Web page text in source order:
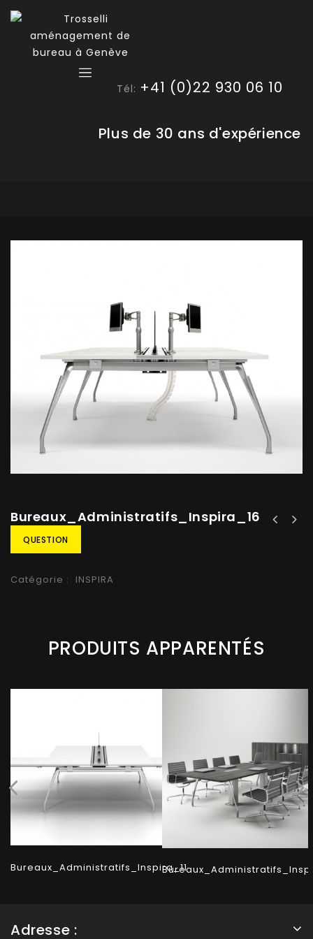
Tél: +41 (0)22 930 06 10
Plus de 30 ans d'expérience
Bureaux_Administratifs_Inspira_16
QUESTION
Catégorie : INSPIRA
PRODUITS APPARENTÉS
Bureaux_Administratifs_Inspira_11
Adresse :